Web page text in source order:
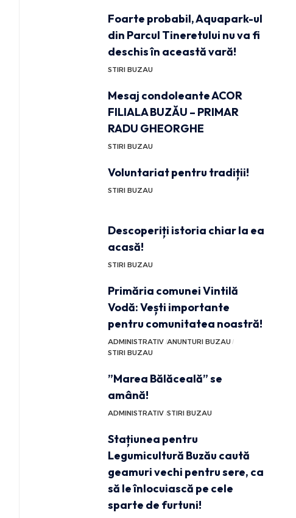
Foarte probabil, Aquapark-ul
din Parcul Tineretului nu va fi
deschis în această vară!
STIRI BUZAU
Mesaj condoleante ACOR
FILIALA BUZĂU – PRIMAR
RADU GHEORGHE
STIRI BUZAU
Voluntariat pentru tradiții!
STIRI BUZAU
Descoperiți istoria chiar la ea
acasă!
STIRI BUZAU
Primăria comunei Vintilă
Vodă: Vești importante
pentru comunitatea noastră!
ADMINISTRATIV ANUNTURI BUZAU
STIRI BUZAU
”Marea Bălăceală” se
amână!
ADMINISTRATIV STIRI BUZAU
Stațiunea pentru
Legumicultură Buzău caută
geamuri vechi pentru sere, ca
să le înlocuiască pe cele
sparte de furtuni!